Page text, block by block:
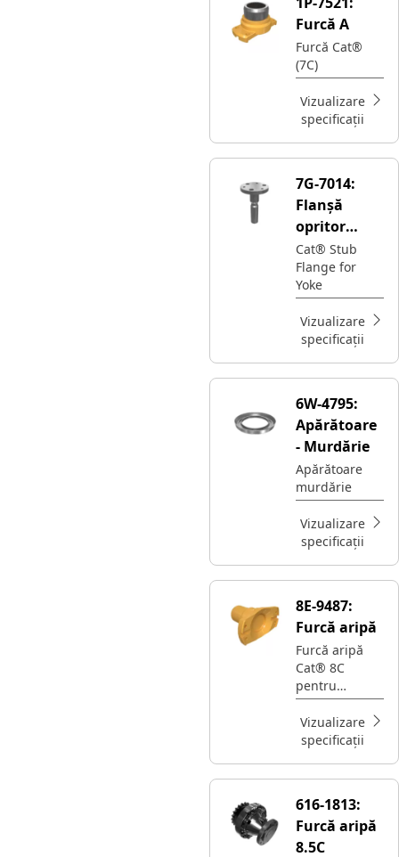
and the blade
assembly
Furcă A
Furcă Cat®
(7C)
Vizualizare
specificații
7G-7014:
Flanșă
opritor
pentru
furcă
Cat® Stub
Flange for
Yoke
Vizualizare
specificații
6W-4795:
Apărătoare
- Murdărie
Apărătoare
murdărie
Vizualizare
specificații
8E-9487:
Furcă aripă
Furcă aripă
Cat® 8C
pentru
utilizare la
tractoare cu
șenile
Vizualizare
specificații
616-1813:
Furcă aripă
8.5C